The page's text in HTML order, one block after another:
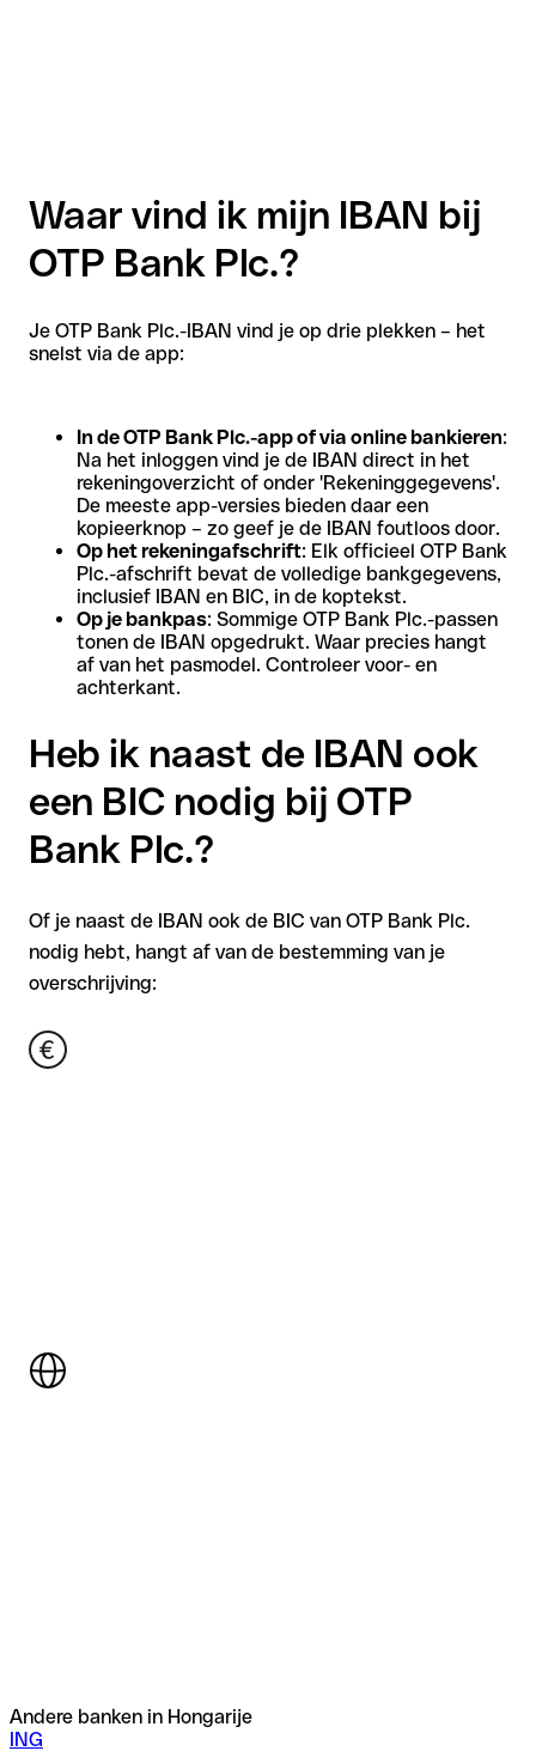
Waar vind ik mijn IBAN bij
OTP Bank Plc.?
Je OTP Bank Plc.-IBAN vind je op drie plekken – het
snelst via de app:
In de OTP Bank Plc.-app of via online bankieren:
Na het inloggen vind je de IBAN direct in het
rekeningoverzicht of onder 'Rekeninggegevens'.
De meeste app-versies bieden daar een
kopieerknop – zo geef je de IBAN foutloos door.
Op het rekeningafschrift: Elk officieel OTP Bank
Plc.-afschrift bevat de volledige bankgegevens,
inclusief IBAN en BIC, in de koptekst.
Op je bankpas: Sommige OTP Bank Plc.-passen
tonen de IBAN opgedrukt. Waar precies hangt
af van het pasmodel. Controleer voor- en
achterkant.
Heb ik naast de IBAN ook
een BIC nodig bij OTP
Bank Plc.?
Of je naast de IBAN ook de BIC van OTP Bank Plc.
nodig hebt, hangt af van de bestemming van je
overschrijving:
Andere banken in Hongarije
ING